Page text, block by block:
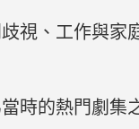
視、工作與家
時的熱門劇集